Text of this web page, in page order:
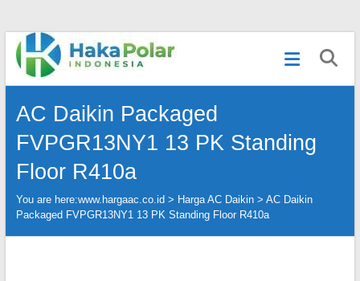
Skip
content
Telp
:
(021)
|
WA
:
081919232328
|
IG
:
AC Daikin Packaged
FVPGR13NY1 13 PK Standing
Floor R410a
You are here:www.hargaac.co.id > Harga AC Daikin> AC Daikin
Packaged FVPGR13NY1 13 PK Standing Floor R410a